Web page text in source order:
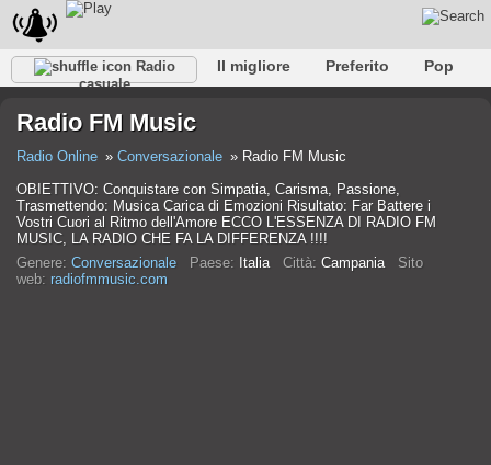
Radio
casuale
Il migliore Preferito
Pop
Rap
Falk Jazz
Radio FM Music
Radio Online Conversazionale
Radio FM Music
OBIETTIVO: Conquistare con Simpatia, Carisma, Passione,
Trasmettendo: Musica Carica di Emozioni Risultato: Far Battere i
Vostri Cuori al Ritmo dell'Amore ECCO L'ESSENZA DI RADIO FM
MUSIC, LA RADIO CHE FA LA DIFFERENZA !!!!
Genere: Conversazionale Paese: Italia Città: Campania Sito
web: radiofmmusic.com